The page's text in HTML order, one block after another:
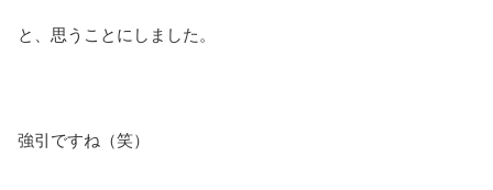
と、思うことにしました。
強引ですね（笑）